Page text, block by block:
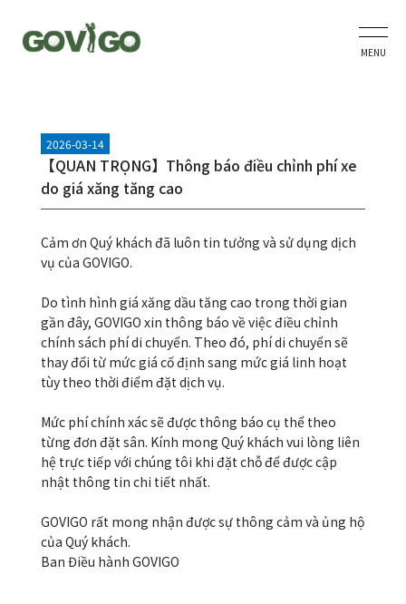
MENU
2026-03-14
【QUAN TRỌNG】Thông báo điều chỉnh phí xe
do giá xăng tăng cao
Cảm ơn Quý khách đã luôn tin tưởng và sử dụng dịch
vụ của GOVIGO.
Do tình hình giá xăng dầu tăng cao trong thời gian
gần đây, GOVIGO xin thông báo về việc điều chỉnh
chính sách phí di chuyển. Theo đó, phí di chuyển sẽ
thay đổi từ mức giá cố định sang mức giá linh hoạt
tùy theo thời điểm đặt dịch vụ.
Mức phí chính xác sẽ được thông báo cụ thể theo
từng đơn đặt sân. Kính mong Quý khách vui lòng liên
hệ trực tiếp với chúng tôi khi đặt chỗ để được cập
nhật thông tin chi tiết nhất.
GOVIGO rất mong nhận được sự thông cảm và ủng hộ
của Quý khách.
Ban Điều hành GOVIGO